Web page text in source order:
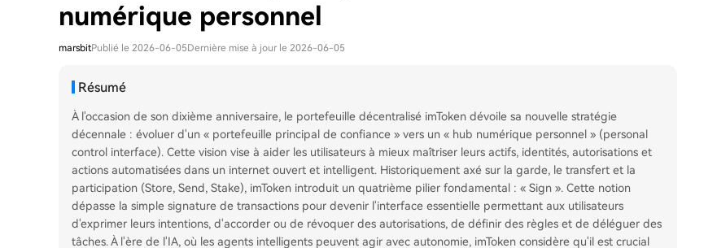
numérique personnel
marsbitPublié le 2026-06-05Dernière mise à jour le 2026-06-05
Résumé
À l'occasion de son dixième anniversaire, le portefeuille décentralisé imToken dévoile sa nouvelle stratégie
décennale : évoluer d'un « portefeuille principal de confiance » vers un « hub numérique personnel » (personal
control interface). Cette vision vise à aider les utilisateurs à mieux maîtriser leurs actifs, identités, autorisations et
actions automatisées dans un internet ouvert et intelligent. Historiquement axé sur la garde, le transfert et la
participation (Store, Send, Stake), imToken introduit un quatrième pilier fondamental : « Sign ». Cette notion
dépasse la simple signature de transactions pour devenir l'interface essentielle permettant aux utilisateurs
d'exprimer leurs intentions, d'accorder ou de révoquer des autorisations, de définir des règles et de déléguer des
tâches. À l'ère de l'IA, où les agents intelligents peuvent agir avec autonomie, imToken considère qu'il est crucial